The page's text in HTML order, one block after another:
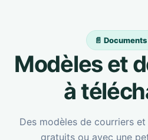
📄
Modèles et
à
Des modèles de courriers
gratuits ou avec une